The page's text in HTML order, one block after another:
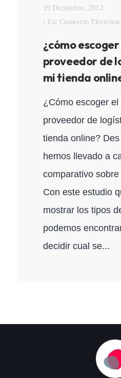
19 Diciembre, 2012
En: Comercio
¿cómo
proveedor de
mi tienda
¿Cómo escoger el
proveedor de
tienda online?
hemos llevado a
comparativo
Con este estudio
mostrar los tipos
podemos
decidir cual se...